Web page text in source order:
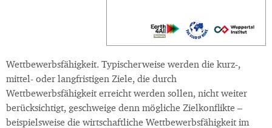
Wettbewerbsfähigkeit. Typischerweise werden die kurz-,
mittel- oder langfristigen Ziele, die durch
Wettbewerbsfähigkeit erreicht werden sollen, nicht weiter
berücksichtigt, geschweige denn mögliche Zielkonflikte –
beispielsweise die wirtschaftliche Wettbewerbsfähigkeit im